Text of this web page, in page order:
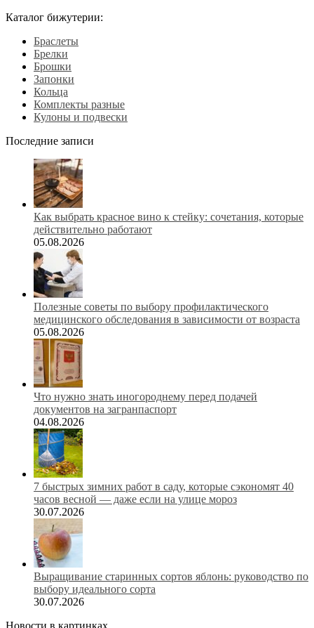
Каталог бижутерии:
Браслеты
Брелки
Брошки
Запонки
Кольца
Комплекты разные
Кулоны и подвески
Последние записи
Как выбрать красное вино к стейку: сочетания, которые
действительно работают
05.08.2026
Полезные советы по выбору профилактического
медицинского обследования в зависимости от возраста
05.08.2026
Что нужно знать иногороднему перед подачей
документов на загранпаспорт
04.08.2026
7 быстрых зимних работ в саду, которые сэкономят 40
часов весной — даже если на улице мороз
30.07.2026
Выращивание старинных сортов яблонь: руководство по
выбору идеального сорта
30.07.2026
Новости в картинках